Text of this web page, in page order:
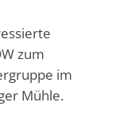
zum
im
Mühle.